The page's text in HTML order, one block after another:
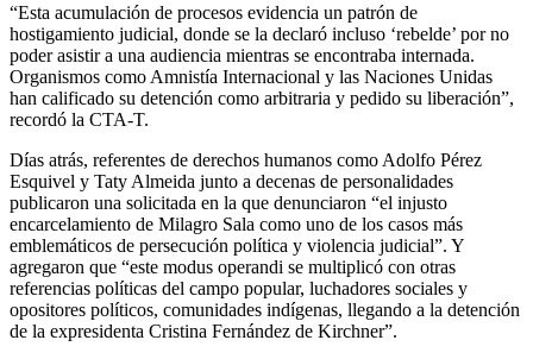
“Esta acumulación de procesos evidencia un patrón de
hostigamiento judicial, donde se la declaró incluso ‘rebelde’ por no
poder asistir a una audiencia mientras se encontraba internada.
Organismos como Amnistía Internacional y las Naciones Unidas
han calificado su detención como arbitraria y pedido su liberación”,
recordó la CTA-T.
Días atrás, referentes de derechos humanos como Adolfo Pérez
Esquivel y Taty Almeida junto a decenas de personalidades
publicaron una solicitada en la que denunciaron “el injusto
encarcelamiento de Milagro Sala como uno de los casos más
emblemáticos de persecución política y violencia judicial”. Y
agregaron que “este modus operandi se multiplicó con otras
referencias políticas del campo popular, luchadores sociales y
opositores políticos, comunidades indígenas, llegando a la detención
de la expresidenta Cristina Fernández de Kirchner”.